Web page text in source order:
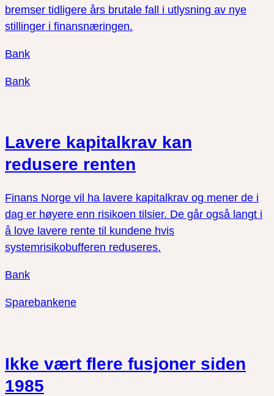
bremser tidligere års brutale fall i utlysning av nye
stillinger i finansnæringen.
Bank
Bank
Lavere kapitalkrav kan
redusere renten
Finans Norge vil ha lavere kapitalkrav og mener de i
dag er høyere enn risikoen tilsier. De går også langt i
å love lavere rente til kundene hvis
systemrisikobufferen reduseres.
Bank
Sparebankene
Ikke vært flere fusjoner siden
1985